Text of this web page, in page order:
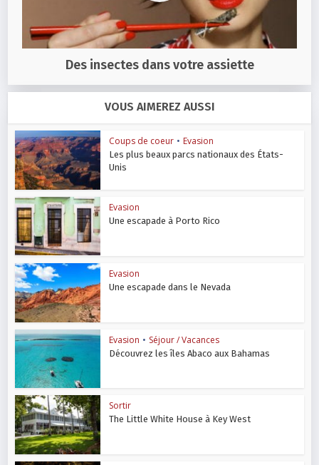
Des insectes dans votre assiette
VOUS AIMEREZ AUSSI
Coups de coeur • Evasion
Les plus beaux parcs nationaux des États-
Unis
Evasion
Une escapade à Porto Rico
Evasion
Une escapade dans le Nevada
Evasion • Séjour / Vacances
Découvrez les îles Abaco aux Bahamas
Sortir
The Little White House à Key West